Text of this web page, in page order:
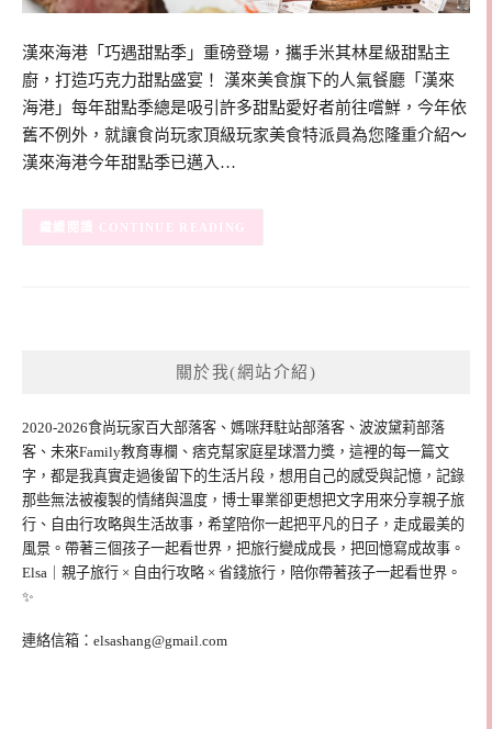
漢來海港「巧遇甜點季」重磅登場，攜手米其林星級甜點主
廚，打造巧克力甜點盛宴！ 漢來美食旗下的人氣餐廳「漢來
海港」每年甜點季總是吸引許多甜點愛好者前往嚐鮮，今年依
舊不例外，就讓食尚玩家頂級玩家美食特派員為您隆重介紹～
漢來海港今年甜點季已邁入…
CONTINUE READING
關於我(網站介紹)
2020-2026食尚玩家百大部落客、媽咪拜駐站部落客、波波黛莉部落
客、未來Family教育專欄、痞克幫家庭星球潛力獎，這裡的每一篇文
字，都是我真實走過後留下的生活片段，想用自己的感受與記憶，記錄
那些無法被複製的情緒與溫度，博士畢業卻更想把文字用來分享親子旅
行、自由行攻略與生活故事，希望陪你一起把平凡的日子，走成最美的
風景。帶著三個孩子一起看世界，把旅行變成成長，把回憶寫成故事。
Elsa｜親子旅行 × 自由行攻略 × 省錢旅行，陪你帶著孩子一起看世界。
✨
連絡信箱： elsashang@gmail.com